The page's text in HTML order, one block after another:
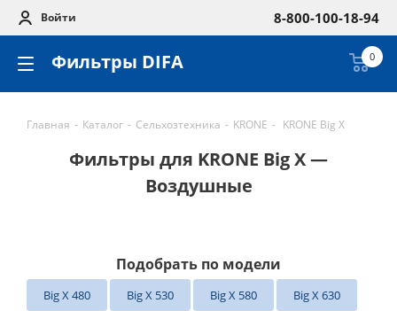
Войти 8-800-100-18-94
Фильтры DIFA 0
Главная - Каталог - Сельхозтехника - KRONE - KRONE Big X
Фильтры для KRONE Big X —
Воздушные
Подобрать по модели
Big X 480 Big X 530 Big X 580 Big X 630